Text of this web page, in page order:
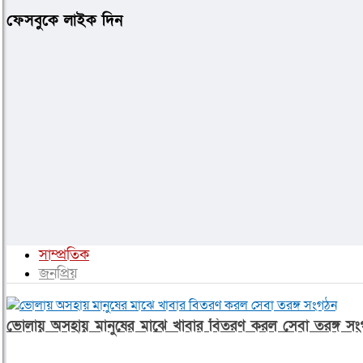
ফেসবুকে লাইক দিন
সাম্প্রতিক
জনপ্রিয়
ভোলায় অসহায় মানুষের মাঝে খাবার বিতরণ করল সেবা তরঙ্গ